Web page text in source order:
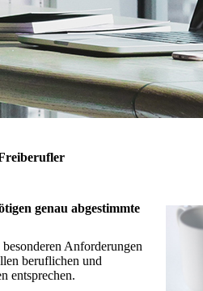
genau abgestimmte
Anforderungen
beruflichen und
entsprechen.